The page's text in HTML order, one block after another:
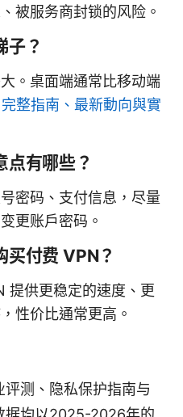
被服务商封锁的风险。
子？
。桌面端通常比移动端
整指南、最新動向與實
点有哪些？
密码、支付信息，尽量
更账户密码。
买付费 VPN？
提供更稳定的速度、更
性价比通常更高。
测、隐私保护指南与